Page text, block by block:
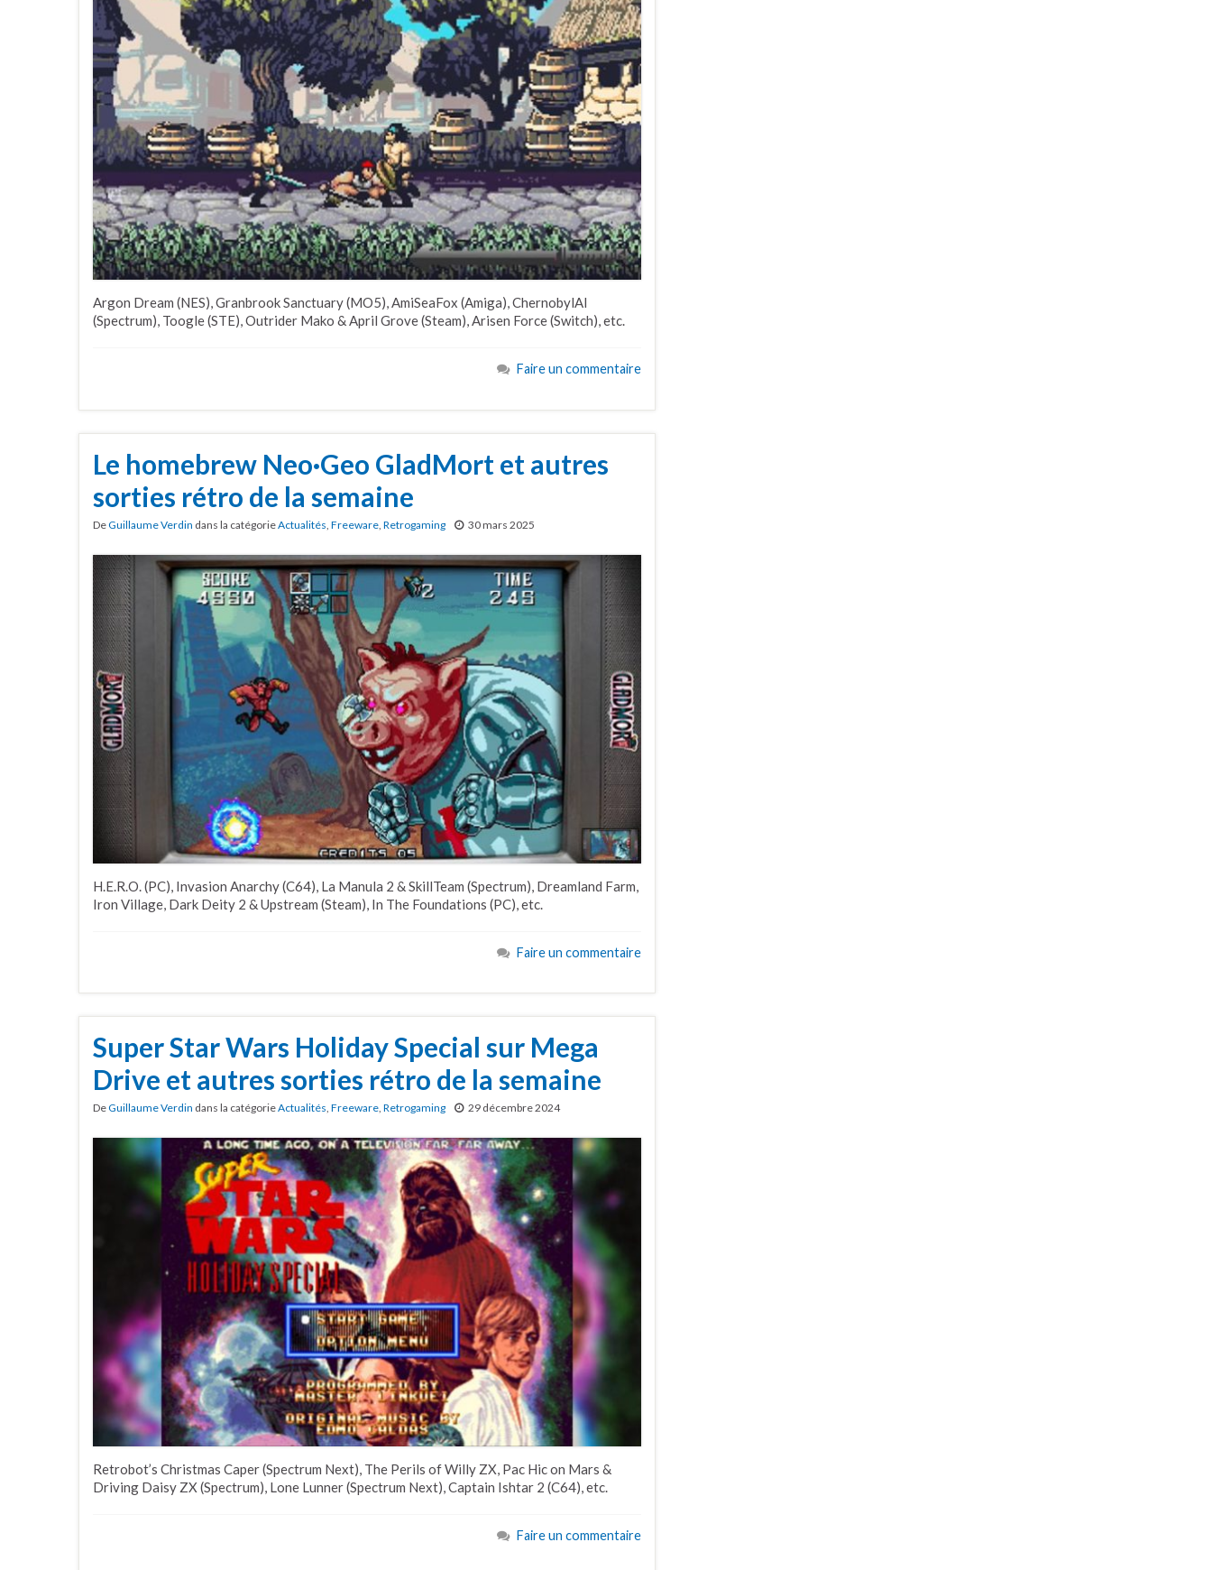
Argon Dream (NES), Granbrook Sanctuary (MO5), AmiSeaFox (Amiga), ChernobylAI
(Spectrum), Toogle (STE), Outrider Mako & April Grove (Steam), Arisen Force (Switch), etc.
Faire un commentaire
Le homebrew Neo·Geo GladMort et autres
sorties rétro de la semaine
DeGuillaume Verdin dans la catégorieActualités Freeware Retrogaming 30 mars 2025
H.E.R.O. (PC), Invasion Anarchy (C64), La Manula 2 & SkillTeam (Spectrum), Dreamland Farm,
Iron Village, Dark Deity 2 & Upstream (Steam), In The Foundations (PC), etc.
Faire un commentaire
Super Star Wars Holiday Special sur Mega
Drive et autres sorties rétro de la semaine
DeGuillaume Verdin dans la catégorieActualités, Freeware, Retrogaming 29 décembre 2024
Retrobot’s Christmas Caper (Spectrum Next), The Perils of Willy ZX, Pac Hic on Mars &
Driving Daisy ZX (Spectrum), Lone Lunner (Spectrum Next), Captain Ishtar 2 (C64), etc.
Faire un commentaire